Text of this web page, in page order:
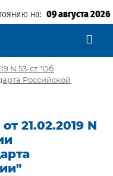
на: 09 августа 2026
N 53-ст "Об
Российской
21.02.2019 N